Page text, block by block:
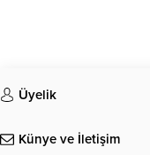
Üyelik
Künye ve İletişim